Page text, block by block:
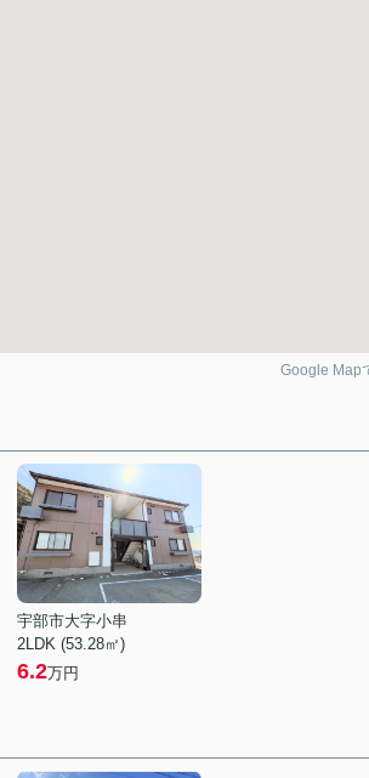
Google Map
宇部市大字小串
2LDK (53.28㎡)
6.2万円